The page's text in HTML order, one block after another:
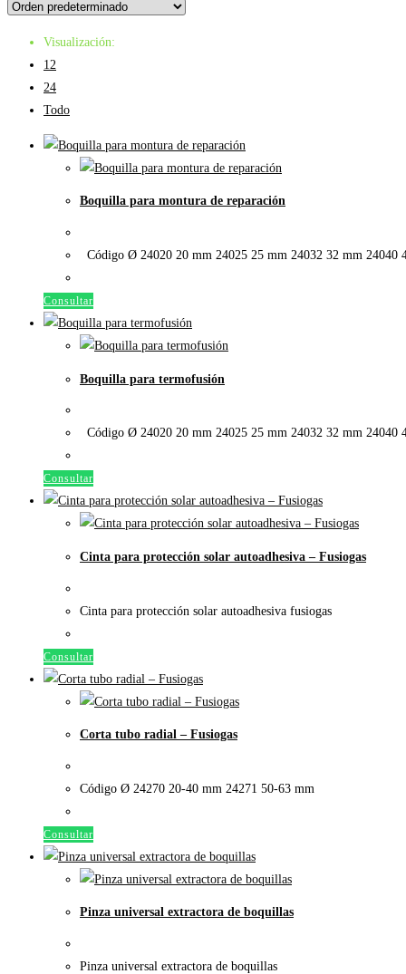
Visualización:
12
24
Todo
Boquilla para montura de reparación
Código Ø 24020 20 mm 24025 25 mm 24032 32 mm 24040
Consultar
Boquilla para termofusión
Código Ø 24020 20 mm 24025 25 mm 24032 32 mm 24040
Consultar
Cinta para protección solar autoadhesiva – Fusiogas
Cinta para protección solar autoadhesiva fusiogas
Consultar
Corta tubo radial – Fusiogas
Código Ø 24270 20-40 mm 24271 50-63 mm
Consultar
Pinza universal extractora de boquillas
Pinza universal extractora de boquillas